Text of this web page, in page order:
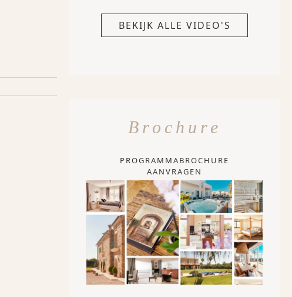
BEKIJK ALLE VIDEO'S
Brochure
PROGRAMMABROCHURE
AANVRAGEN